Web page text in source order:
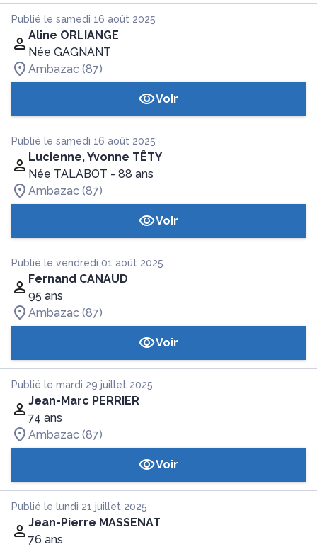
Publié le samedi 16 août 2025
Aline ORLIANGE
Née GAGNANT
Ambazac (87)
Voir
Publié le samedi 16 août 2025
Lucienne, Yvonne TÊTY
Née TALABOT - 88 ans
Ambazac (87)
Voir
Publié le vendredi 01 août 2025
Fernand CANAUD
95 ans
Ambazac (87)
Voir
Publié le mardi 29 juillet 2025
Jean-Marc PERRIER
74 ans
Ambazac (87)
Voir
Publié le lundi 21 juillet 2025
Jean-Pierre MASSENAT
76 ans